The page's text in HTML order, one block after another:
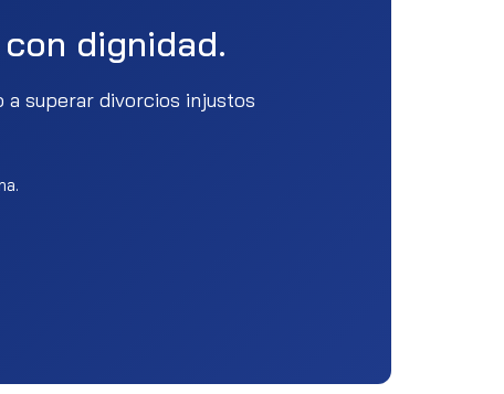
dignidad.
a superar divorcios injustos